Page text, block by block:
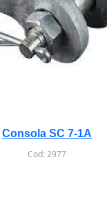
Consola SC 7-1A
Cod:2977